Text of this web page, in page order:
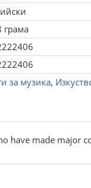
грама
за музика,
have made major